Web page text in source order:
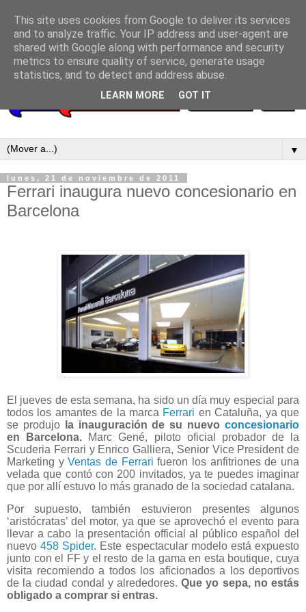
▼
lunes, 21 de noviembre de 2011
Ferrari inaugura nuevo concesionario en
Barcelona
El jueves de esta semana, ha sido un día muy especial para
todos los amantes de la marca Ferrari en Cataluña, ya que
se produjo
la inauguración de su nuevoconcesionario
en Barcelona. Marc Gené, piloto oficial probador de la
Scuderia Ferrari y Enrico Galliera, Senior Vice President de
Marketing yVentas de Ferrari fueron los anfitriones de una
velada que contó con 200 invitados, ya te puedes imaginar
que por allí estuvo lo más granado de la sociedad catalana.
Por supuesto, también estuvieron presentes algunos
‘aristócratas’ del motor, ya que se aprovechó el evento para
llevar a cabo la presentación official al público español del
nuevo458 Spider. Este espectacular modelo está expuesto
junto con el FF y el resto de la gama en esta boutique, cuya
visita recomiendo a todos los aficionados a los deportivos
de la ciudad condal y alrededores.Que yo sepa, no estás
obligado a comprar si entras.
This site uses cookies from Google to deliver its services
and to analyze traffic. Your IP address and user-agent are
shared with Google along with performance and security
metrics to ensure quality of service, generate usage
statistics, and to detect and address abuse.
LEARN MORE GOT IT